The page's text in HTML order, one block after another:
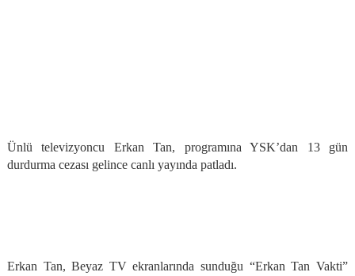
Ünlü televizyoncu Erkan Tan, programına YSK’dan 13 gün
durdurma cezası gelince canlı yayında patladı.
Erkan Tan, Beyaz TV ekranlarında sunduğu “Erkan Tan Vakti”